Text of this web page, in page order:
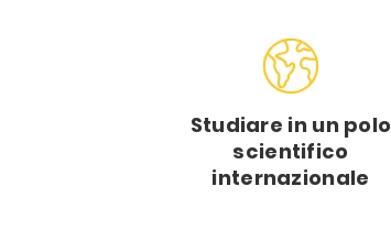
Studiare in un polo
scientifico
internazionale